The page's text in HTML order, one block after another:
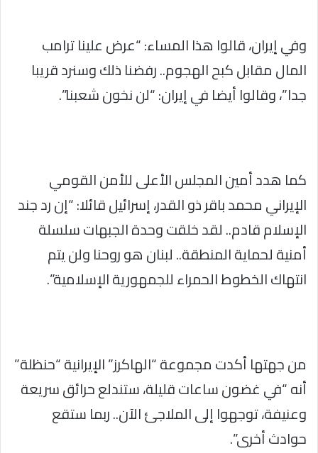
وفي إيران، قالوا هذا المساء: “عرض علينا ترامب
المال مقابل كبح الهجوم.. رفضنا ذلك وسنرد قريبا
جدا”، وقالوا أيضا في إيران: “لن نخون شعبنا”.
كما هدد أمين المجلس الأعلى للأمن القومي
الإيراني محمد باقر ذو القدر، إسرائيل قائلا: “إن رد جند
الإسلام قادم.. لقد خلقت وحدة الجبهات سلسلة
أمنية لحماية المنطقة.. لبنان هو روحنا ولن يتم
انتهاك الخطوط الحمراء للجمهورية الإسلامية”.
من جهتها أكدت مجموعة “الهاكرز” الإيرانية “حنظلة”
أنه “في غضون ساعات قليلة، ستندلع حرائق سريعة
وعنيفة، توجهوا إلى الملاجئ الآن.. ربما ستقع
حوادث أخرى”.